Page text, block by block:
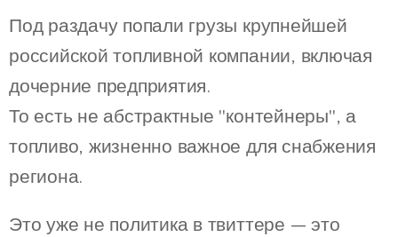
Под раздачу попали грузы крупнейшей
российской топливной компании, включая
дочерние предприятия.
То есть не абстрактные "контейнеры", а
топливо, жизненно важное для снабжения
региона.
Это уже не политика в твиттере — это